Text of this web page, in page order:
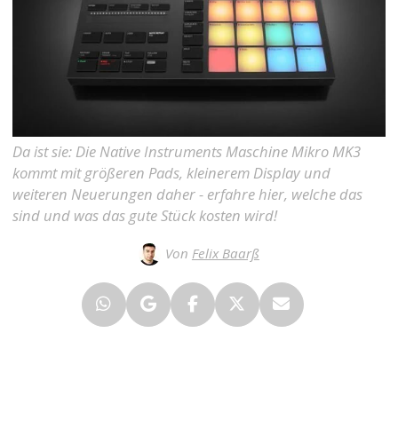
Da ist sie: Die Native Instruments Maschine Mikro MK3
kommt mit größeren Pads, kleinerem Display und
weiteren Neuerungen daher - erfahre hier, welche das
sind und was das gute Stück kosten wird!
Von Felix Baarß